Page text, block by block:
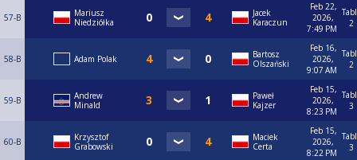
57-B
Mariusz
Niedziółka
Jacek
Karaczun
Feb 22,
2026,
7:49 PM
2
58-B Adam Polak
Bartosz
Olszański
Feb 16,
2026,
9:07 AM
2
59-B
Andrew
Minald
Paweł
Kajzer
Feb 15,
2026,
8:23 PM
3
60-B
Krzysztof
Grabowski
Maciek
Certa
Feb 15,
2026,
8:22 PM
3